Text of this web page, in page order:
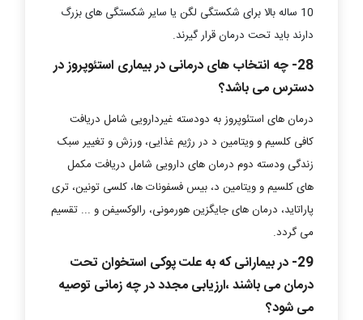
10 ساله بالا برای شکستگی لگن یا سایر شکستگی های بزرگ
دارند باید تحت درمان قرار گیرند.
28- چه انتخاب های درمانی در بیماری استئوپروز در
دسترس می باشد؟
درمان های استئوپروز به دودسته غیردارویی شامل دریافت
کافی کلسیم و ویتامین د در رژیم غذایی، ورزش و تغییر سبک
زندگی ودسته دوم درمان های دارویی شامل دریافت مکمل
های کلسیم و ویتامین د، بیس فسفونات ها، کلسی تونین، تری
پاراتاید، درمان های جایگزین هورمونی، رالوکسیفن و ... تقسیم
می گردد.
29- در بیمارانی که به علت پوکی استخوان تحت
درمان می باشند ،ارزیابی مجدد در چه زمانی توصیه
می شود؟